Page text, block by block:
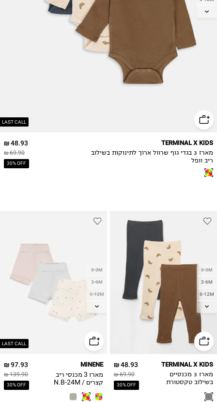
LAST CALL
12-18M
48.93 ₪
69.90 ₪
30% OFF
TERMINAL X KIDS
מארז 3 בגדי גוף שרוול ארוך לתינוקות בשילוב
ריב וופל
0-3M
3-6M
6-12M
12-18M
18-24M
2Y
48.93 ₪
69.90 ₪
30% OFF
TERMINAL X KIDS
מארז 3 מכנסיים
בשילוב טקסטורת
LAST CALL
0-3M
3-6M
6-12M
12-18M
18-24M
97.93 ₪
139.90 ₪
30% OFF
MINENE
מארז 3 מכנסי ריב
קצרים / N.B-24M